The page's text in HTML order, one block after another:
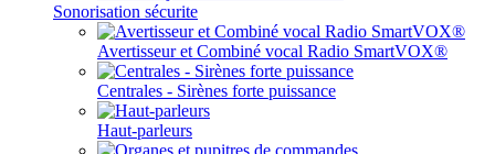
Sonorisation sécurite
Avertisseur et Combiné vocal Radio SmartVOX®
Centrales - Sirènes forte puissance
Haut-parleurs